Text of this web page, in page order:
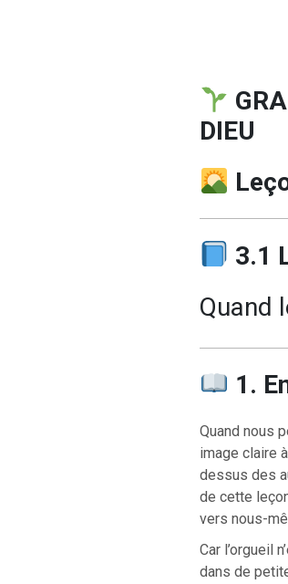
DIEU
3.1
Quand
1.
Quand nous
image claire
dessus des
de cette
vers nous-
Car l’orgueil
dans de
RETOUR À LA SOURCE DE LA VIE |